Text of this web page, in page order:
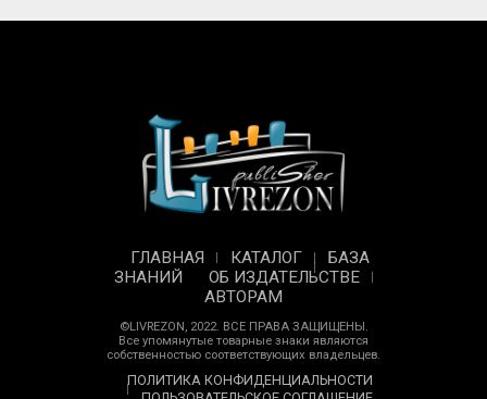
ГЛАВНАЯ КАТАЛОГ
БАЗА
ЗНАНИЙ
ОБ ИЗДАТЕЛЬСТВЕ
АВТОРАМ
©LIVREZON, 2022. ВСЕ ПРАВА ЗАЩИЩЕНЫ.
Все упомянутые товарные знаки являются
собственностью соответствующих владельцев.
ПОЛИТИКА КОНФИДЕНЦИАЛЬНОСТИ